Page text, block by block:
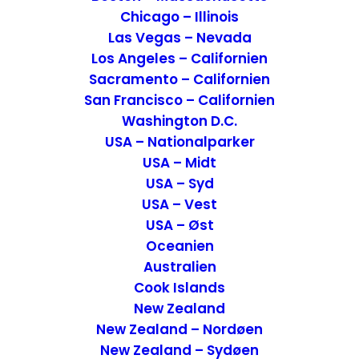
Chicago – Illinois
Las Vegas – Nevada
Los Angeles – Californien
Sacramento – Californien
San Francisco – Californien
Washington D.C.
USA – Nationalparker
USA – Midt
USA – Syd
USA – Vest
USA – Øst
Oceanien
Australien
Cook Islands
New Zealand
New Zealand – Nordøen
New Zealand – Sydøen
Sukkertoppen iRio de Janeiro
Sukkertoppen eller som den rigtig hedder
på portugisisk Pao de Acucar,
underlig bjergknold med en højde på 396
meter. Bjergknolden ligger for enden af
Copacabana stranden og ved indsejlingen
til byen. Den kan ses de fleste steder i byen
og har en helt unik form. Sukkertoppen er
det første, som skibene ser ved
indsejlingen til Rio og er derfor blevet
søfolkenes vartegn, i en af verdens
smukkeste naturlige anlagte havne